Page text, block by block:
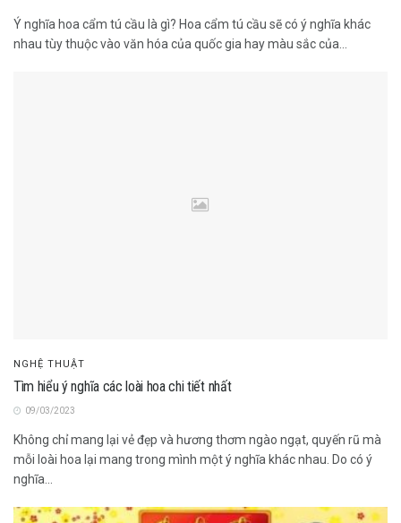
Ý nghĩa hoa cẩm tú cầu là gì? Hoa cẩm tú cầu sẽ có ý nghĩa khác
nhau tùy thuộc vào văn hóa của quốc gia hay màu sắc của...
NGHỆ THUẬT
Tìm hiểu ý nghĩa các loài hoa chi tiết nhất
09/03/2023
Không chỉ mang lại vẻ đẹp và hương thơm ngào ngạt, quyến rũ mà
mỗi loài hoa lại mang trong mình một ý nghĩa khác nhau. Do có ý
nghĩa...